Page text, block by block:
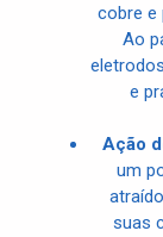
cobre e
Ao
e
Ação
um
suas